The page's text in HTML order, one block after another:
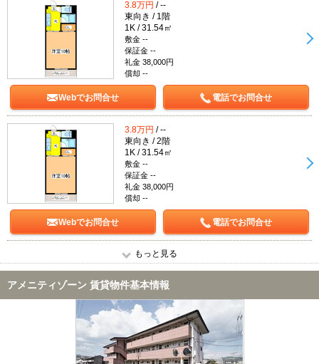
3.8万円 / --
東向き / 1階
1K / 31.54㎡
敷金 --
保証金 --
礼金 38,000円
償却 --
Webでお問合せ 電話でお問合せ
3.8万円 / --
東向き / 2階
1K / 31.54㎡
敷金 --
保証金 --
礼金 38,000円
償却 --
Webでお問合せ 電話でお問合せ
もっと見る
アメニティゾーン 賃貸物件基本情報